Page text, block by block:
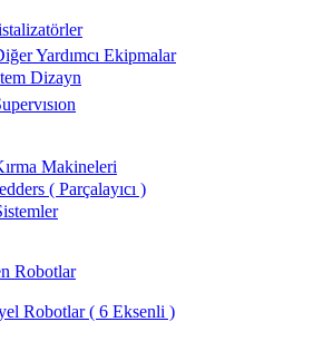
Yardımcı Ekipmalar
Dizayn
Makineleri
( Parçalayıcı )
Robotlar
Robotlar ( 6 Eksenli )